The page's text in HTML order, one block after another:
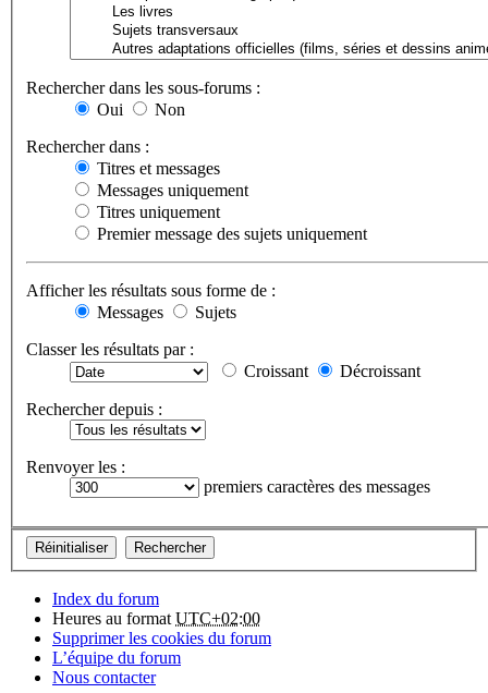
Rechercher dans les sous-forums :
Oui
Non
Rechercher dans :
Titres et messages
Messages uniquement
Titres uniquement
Premier message des sujets uniquement
Afficher les résultats sous forme de :
Messages
Sujets
Classer les résultats par :
Croissant
Décroissant
Rechercher depuis :
Renvoyer les :
premiers caractères des messages
Index du forum
Heures au format UTC+02:00
Supprimer les cookies du forum
L’équipe du forum
Nous contacter